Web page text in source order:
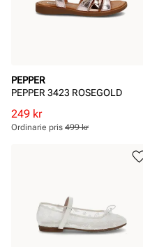
PEPPER
PEPPER 3423 ROSEGOLD
Rabatterat
pris
249 kr
Ordinarie
pris
Ordinarie pris 499 kr